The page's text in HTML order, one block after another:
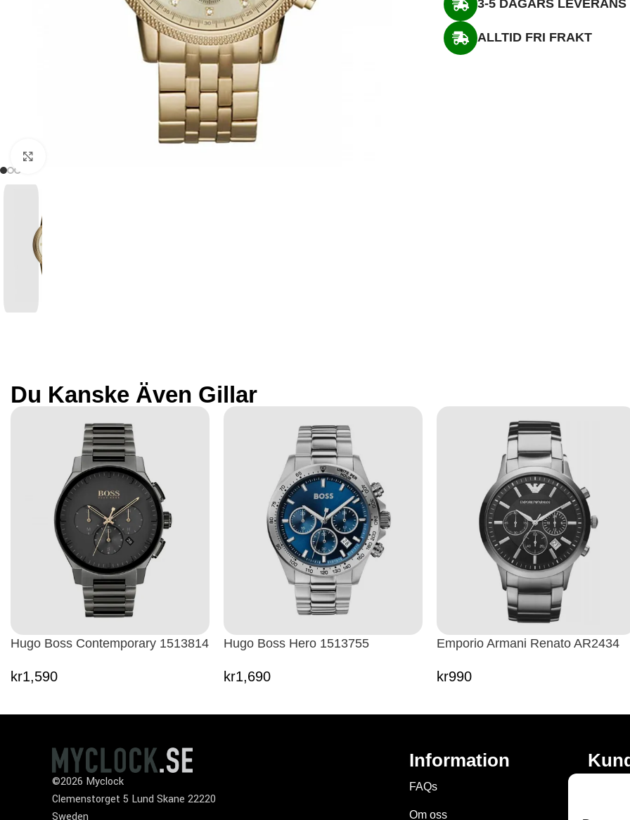
3-5 DAGARS LEVERANS
ALLTID FRI FRAKT
Du Kanske Även Gillar
Hugo Boss Contemporary 1513814
kr1,590
Hugo Boss Hero 1513755
kr1,690
Emporio Armani Renato AR2434
kr990
©2026 Myclock
Clemenstorget 5 Lund Skane 22220
Sweden
Information
FAQs
Om oss